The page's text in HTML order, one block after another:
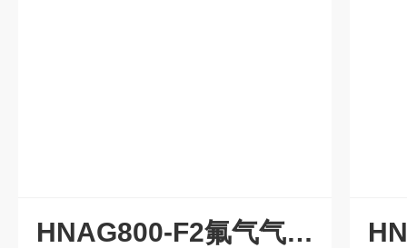
HNAG800-F2氟气气体传感器模组